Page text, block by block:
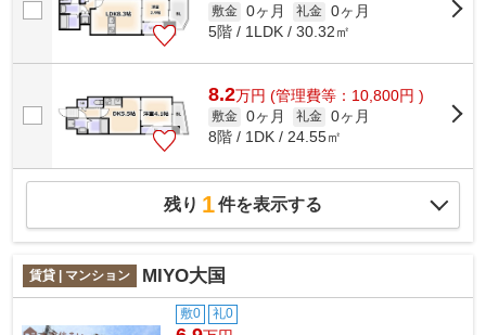
敷金 0ヶ月 礼金 0ヶ月
5階 / 1LDK / 30.32㎡
8.2万円 (管理費等：10,800円 )
敷金 0ヶ月 礼金 0ヶ月
8階 / 1DK / 24.55㎡
残り 1件を表示する
賃貸 | マンション MIYO大国
敷0 礼0